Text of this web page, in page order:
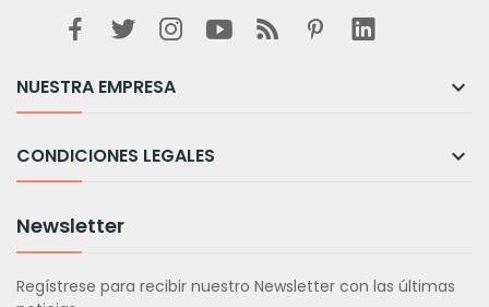
NUESTRA EMPRESA 
CONDICIONES LEGALES 
Newsletter
Regístrese para recibir nuestro Newsletter con las últimas